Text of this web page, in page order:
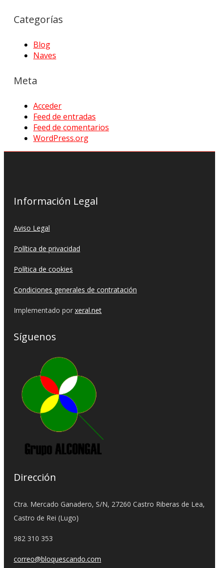
Categorías
Blog
Naves
Meta
Acceder
Feed de entradas
Feed de comentarios
WordPress.org
Información Legal
Aviso Legal
Política de privacidad
Política de cookies
Condiciones generales de contratación
Implementado por xeral.net
Síguenos
Dirección
Ctra. Mercado Ganadero, S/N, 27260 Castro Riberas de Lea,
Castro de Rei (Lugo)
982 310 353
correo@bloquescando.com